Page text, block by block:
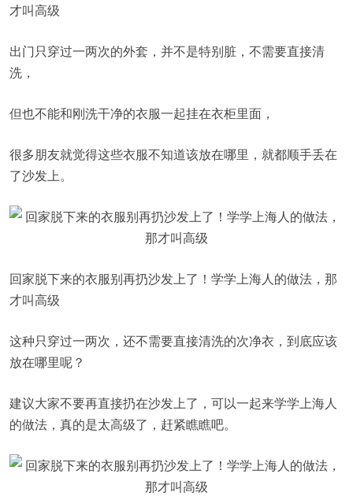
才叫高级
出门只穿过一两次的外套，并不是特别脏，不需要直接清
洗，
但也不能和刚洗干净的衣服一起挂在衣柜里面，
很多朋友就觉得这些衣服不知道该放在哪里，就都顺手丢在
了沙发上。
回家脱下来的衣服别再扔沙发上了！学学上海人的做法，那
才叫高级
这种只穿过一两次，还不需要直接清洗的次净衣，到底应该
放在哪里呢？
建议大家不要再直接扔在沙发上了，可以一起来学学上海人
的做法，真的是太高级了，赶紧瞧瞧吧。